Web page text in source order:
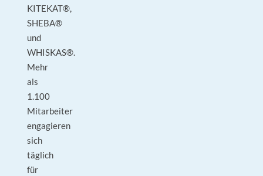
KITEKAT®,
SHEBA®
und
WHISKAS®.
Mehr
als
1.100
Mitarbeiter
engagieren
sich
täglich
für